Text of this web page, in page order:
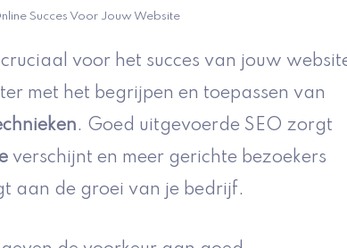
Succes Voor Jouw Website
voor het succes van jouw
met het begrijpen en toepassen van
. Goed uitgevoerde SEO zorgt
verschijnt en meer gerichte bezoekers
aan de groei van je bedrijf.